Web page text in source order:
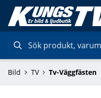
Bild TV Tv-Väggfästen